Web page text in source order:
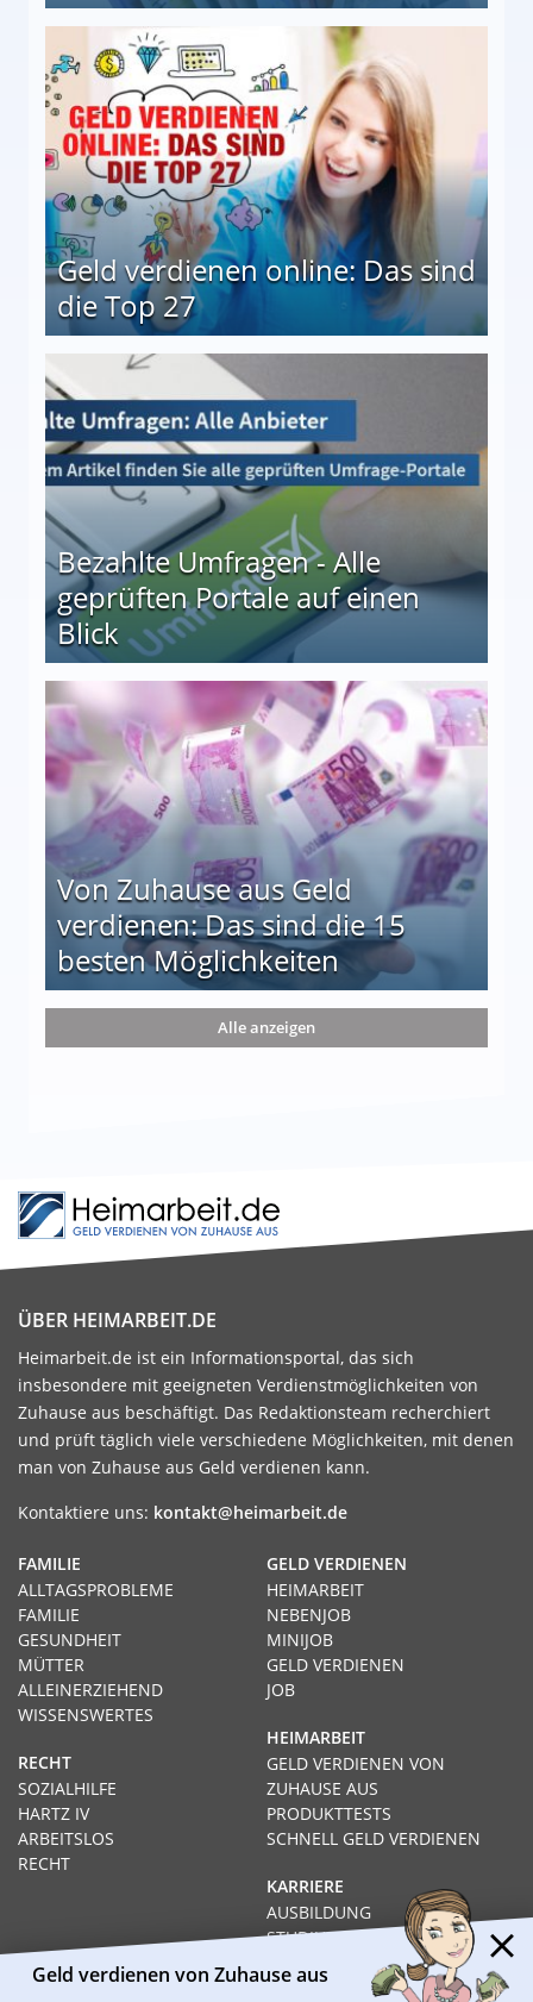
Geld verdienen online: Das sind
die Top 27
Bezahlte Umfragen - Alle
geprüften Portale auf einen
Blick
auf einen Blick
Von Zuhause aus Geld
verdienen: Das sind die 15
besten Möglichkeiten
die 15 besten Möglichkeiten
Alle anzeigen
ÜBER HEIMARBEIT.DE
Heimarbeit.de ist ein Informationsportal, das sich
insbesondere mit geeigneten Verdienstmöglichkeiten von
Zuhause aus beschäftigt. Das Redaktionsteam recherchiert
und prüft täglich viele verschiedene Möglichkeiten, mit denen
man von Zuhause aus Geld verdienen kann.
Kontaktiere uns: kontakt@heimarbeit.de
GELD VERDIENEN
HEIMARBEIT
NEBENJOB
MINIJOB
GELD VERDIENEN
JOB
HEIMARBEIT
GELD VERDIENEN VON
ZUHAUSE AUS
PRODUKTTESTS
SCHNELL GELD VERDIENEN
KARRIERE
AUSBILDUNG
STUDIUM
FERNSTUDIUM
GEHÄLTER
FAMILIE
ALLTAGSPROBLEME
FAMILIE
GESUNDHEIT
MÜTTER
ALLEINERZIEHEND
WISSENSWERTES
RECHT
SOZIALHILFE
HARTZ IV
ARBEITSLOS
RECHT
Geld verdienen von Zuhause aus